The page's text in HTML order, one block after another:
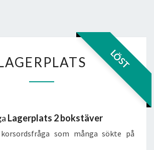
LÖST
LAGERPLATS
Lagerplats 2 bokstäver
som många sökte på